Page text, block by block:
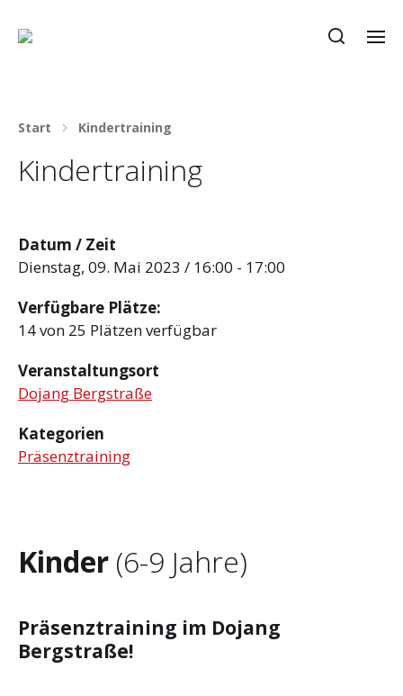
Start Kindertraining
Kindertraining
Datum / Zeit
Dienstag, 09. Mai 2023 / 16:00 - 17:00
Verfügbare Plätze:
14 von 25 Plätzen verfügbar
Veranstaltungsort
Dojang Bergstraße
Kategorien
Präsenztraining
Kinder (6-9 Jahre)
Präsenztraining im Dojang
Bergstraße!